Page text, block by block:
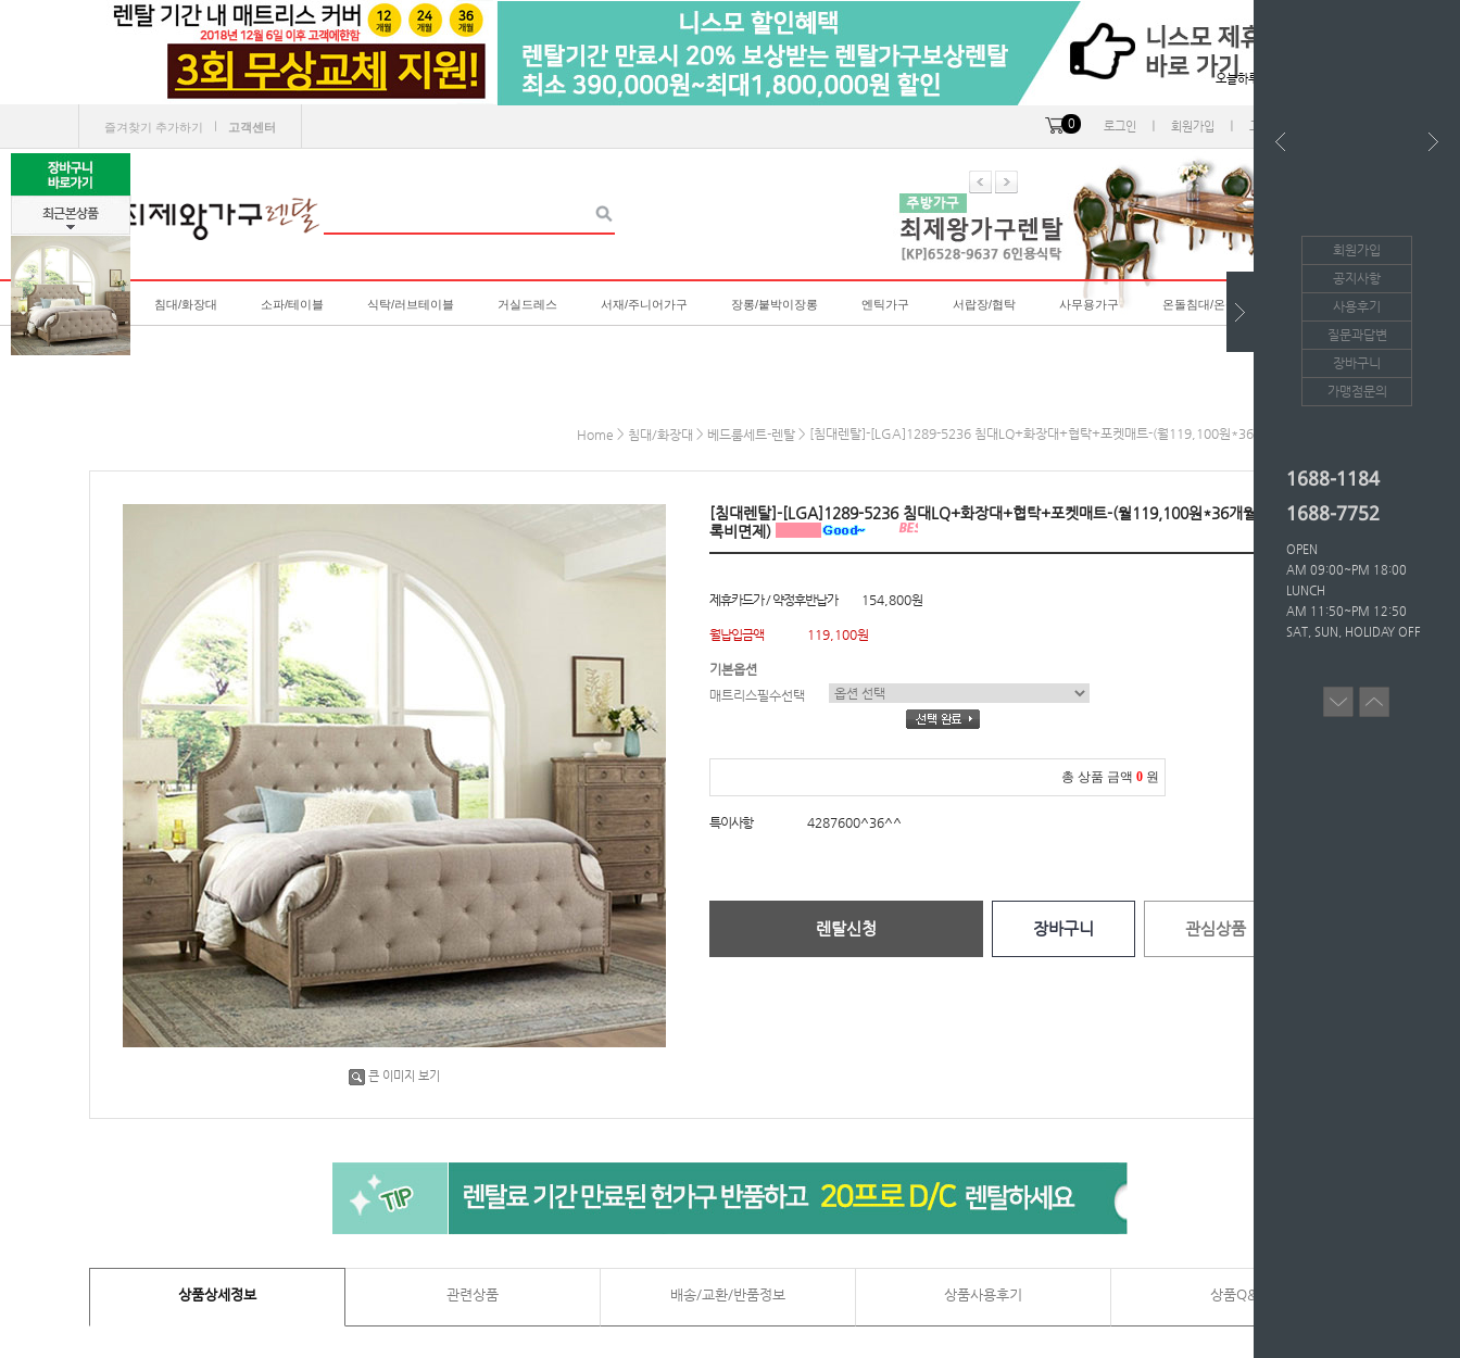
오늘하루 열지않음
즐겨찾기 추가하기 ㅣ 고객센터 0 로그인 회원가입 고객센터
침대/화장대 소파/테이블 식탁/러브테이블 거실드레스 서재/주니어가구 장롱/붙박이장롱 엔틱가구 서랍장/협탁 사무용가구 온돌침대/온돌소파
Home > 침대/화장대 > 베드룸세트-렌탈 > [침대렌탈]-[LGA]1289-5236 침대LQ+화장대+협탁+포켓매트-(월119,100원*36개월의무/등록비면제)
큰 이미지 보기
[침대렌탈]-[LGA]1289-5236 침대LQ+화장대+협탁+포켓매트-(월119,100원*36개월의무/등
록비면제)
제휴카드가 / 약정후반납가 154,800원
월납입금액 119,100원
기본옵션
매트리스필수선택
총 상품 금액 0 원
특이사항 4287600^36^^
렌탈신청 장바구니 관심상품
상품상세정보 관련상품 배송/교환/반품정보 상품사용후기 상품Q&A
회원가입
공지사항
사용후기
질문과답변
장바구니
가맹점문의
1688-1184
1688-7752
OPEN
AM 09:00~PM 18:00
LUNCH
AM 11:50~PM 12:50
SAT, SUN, HOLIDAY OFF